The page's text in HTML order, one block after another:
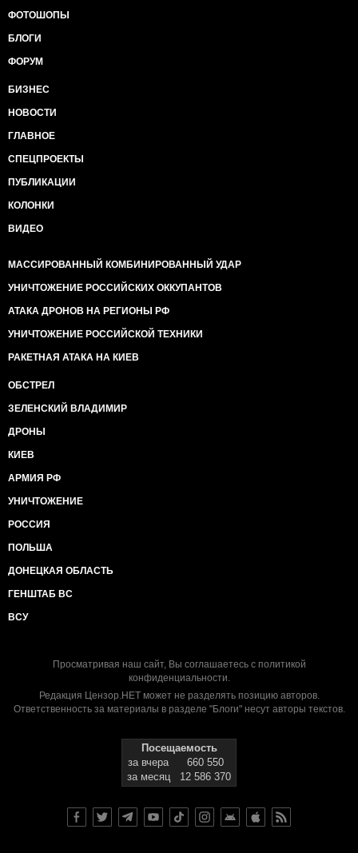
ФОТОШОПЫ
БЛОГИ
ФОРУМ
БИЗНЕС
НОВОСТИ
ГЛАВНОЕ
СПЕЦПРОЕКТЫ
ПУБЛИКАЦИИ
КОЛОНКИ
ВИДЕО
МАССИРОВАННЫЙ КОМБИНИРОВАННЫЙ УДАР
УНИЧТОЖЕНИЕ РОССИЙСКИХ ОККУПАНТОВ
АТАКА ДРОНОВ НА РЕГИОНЫ РФ
УНИЧТОЖЕНИЕ РОССИЙСКОЙ ТЕХНИКИ
РАКЕТНАЯ АТАКА НА КИЕВ
ОБСТРЕЛ
ЗЕЛЕНСКИЙ ВЛАДИМИР
ДРОНЫ
КИЕВ
АРМИЯ РФ
УНИЧТОЖЕНИЕ
РОССИЯ
ПОЛЬША
ДОНЕЦКАЯ ОБЛАСТЬ
ГЕНШТАБ ВС
ВСУ
Просматривая наш сайт, Вы соглашаетесь с политикой
конфиденциальности.
Редакция Цензор.НЕТ может не разделять позицию авторов.
Ответственность за материалы в разделе "Блоги" несут авторы текстов.
Посещаемость
за вчера
660 550
за месяц
12 586 370